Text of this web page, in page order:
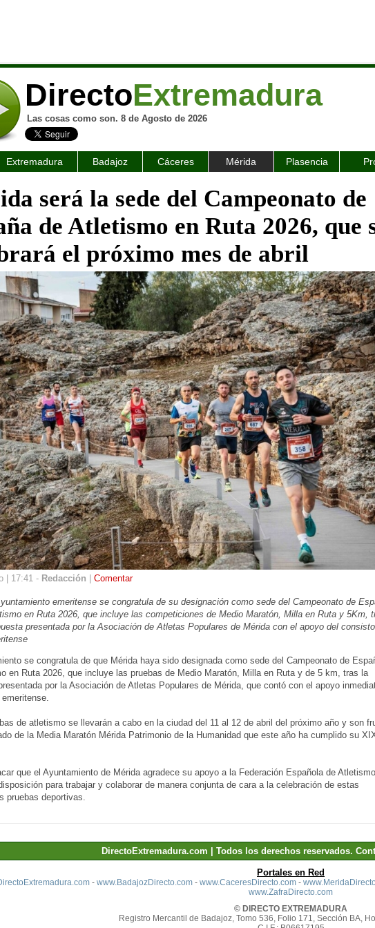
DirectoExtremadura
Las cosas como son. 8 de Agosto de 2026
Extremadura Badajoz Cáceres Mérida Plasencia
será la sede del Campeonato de
de Atletismo en Ruta 2026, que
el próximo mes de abril
| 17:41 - Redacción Comentar
emeritense se congratula de su designación como sede del Campeonato de
en Ruta 2026, que incluye las competiciones de Medio Maratón, Milla en Ruta y 5Km,
presentada por la Asociación de Atletas Populares de Mérida con el apoyo del
se congratula de que Mérida haya sido designada como sede del Campeonato de
en Ruta 2026, que incluye las pruebas de Medio Maratón, Milla en Ruta y de 5 km, tras la
por la Asociación de Atletas Populares de Mérida, que contó con el apoyo
de atletismo se llevarán a cabo en la ciudad del 11 al 12 de abril del próximo año y son
de la Media Maratón Mérida Patrimonio de la Humanidad que este año ha cumplido su
que el Ayuntamiento de Mérida agradece su apoyo a la Federación Española de
para trabajar y colaborar de manera conjunta de cara a la celebración de estas
pruebas deportivas.
DirectoExtremadura.com | Todos los derechos reservados.
Portales en Red
- www.BadajozDirecto.com- www.CaceresDirecto.com-
www.ZafraDirecto.com
© DIRECTO EXTREMADURA
Registro Mercantil de Badajoz, Tomo 536, Folio 171, Sección BA,